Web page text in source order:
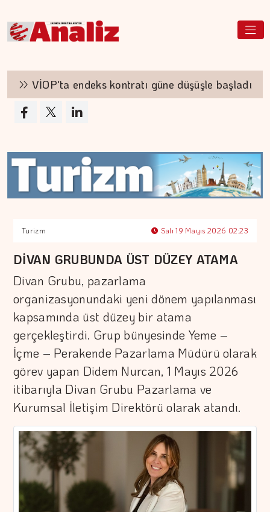
VİOP'ta endeks kontratı güne düşüşle başladı
Turizm Salı 19 Mayıs 2026 02:23
DİVAN GRUBUNDA ÜST DÜZEY ATAMA
Divan Grubu, pazarlama
organizasyonundaki yeni dönem yapılanması
kapsamında üst düzey bir atama
gerçekleştirdi. Grup bünyesinde Yeme –
İçme – Perakende Pazarlama Müdürü olarak
görev yapan Didem Nurcan, 1 Mayıs 2026
itibarıyla Divan Grubu Pazarlama ve
Kurumsal İletişim Direktörü olarak atandı.